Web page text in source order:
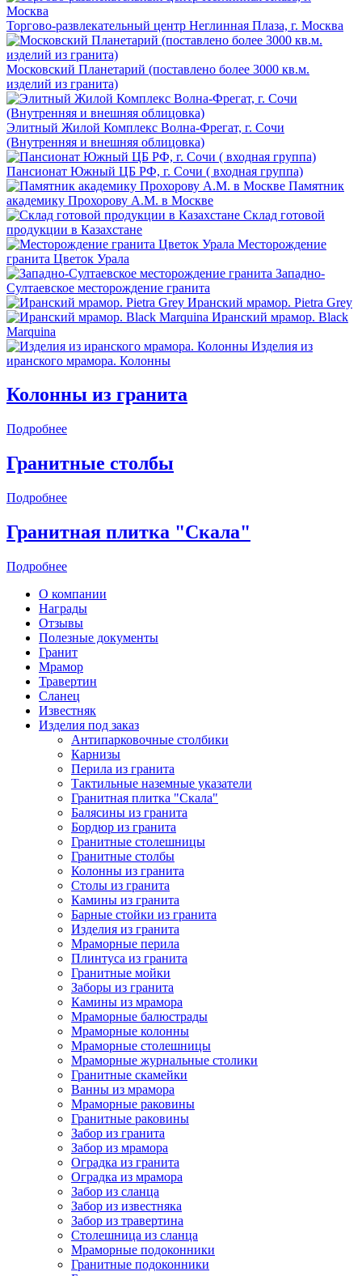
Торгово-развлекательный центр Неглинная Плаза, г. Москва
Московский Планетарий (поставлено более 3000 кв.м.
изделий из гранита)
Элитный Жилой Комплекс Волна-Фрегат, г. Сочи
(Внутренняя и внешняя облицовка)
Пансионат Южный ЦБ РФ, г. Сочи ( входная группа)
Памятник
академику Прохорову А.М. в Москве
Склад готовой
продукции в Казахстане
Месторождение
гранита Цветок Урала
Западно-
Султаевское месторождение гранита
Иранский мрамор. Pietra Grey
Иранский мрамор. Black
Marquina
Изделия из
иранского мрамора. Колонны
Колонны из гранита
Подробнее
Гранитные столбы
Подробнее
Гранитная плитка "Скала"
Подробнее
О компании
Награды
Отзывы
Полезные документы
Гранит
Мрамор
Травертин
Сланец
Известняк
Изделия под заказ
Антипарковочные столбики
Карнизы
Перила из гранита
Тактильные наземные указатели
Гранитная плитка "Скала"
Балясины из гранита
Бордюр из гранита
Гранитные столешницы
Гранитные столбы
Колонны из гранита
Столы из гранита
Камины из гранита
Барные стойки из гранита
Изделия из гранита
Мраморные перила
Плинтуса из гранита
Гранитные мойки
Заборы из гранита
Камины из мрамора
Мраморные балюстрады
Мраморные колонны
Мраморные столешницы
Мраморные журнальные столики
Гранитные скамейки
Ванны из мрамора
Мраморные раковины
Гранитные раковины
Забор из гранита
Забор из мрамора
Оградка из гранита
Оградка из мрамора
Забор из сланца
Забор из известняка
Забор из травертина
Столешница из сланца
Мраморные подоконники
Гранитные подоконники